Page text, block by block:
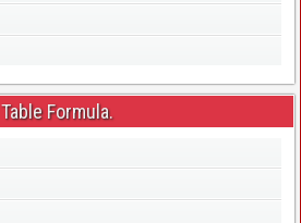
Table Formula.